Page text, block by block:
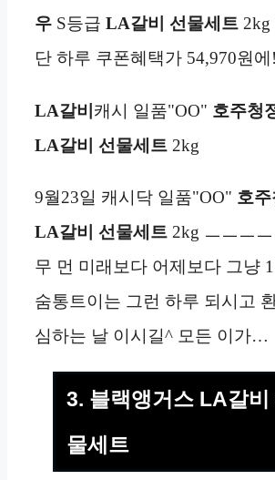
우 S등급 LA갈비 선물세트 2kg
단 하루 쿠폰혜택가 54,970원
LA갈비 캐시 일품"OO" 호주청
LA갈비 선물세트 2kg
9월23일 캐시닥 일품"OO" 호
LA갈비 선물세트 2kg ㅡㅡㅡ
무 먼 미래보다 어제보다 그냥
숨통트이는 그런 하루 되시고
심하는 날 이시길^ 모든 이가…
3. 블랙앵거스 LA갈비
물세트